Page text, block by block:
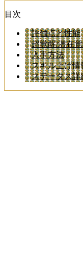
目次
評価点と性能
超覚醒/潜在
入手方法
スキル上げ情
ステータス詳